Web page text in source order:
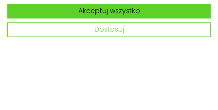
Akceptuj wszystko
Dostosuj